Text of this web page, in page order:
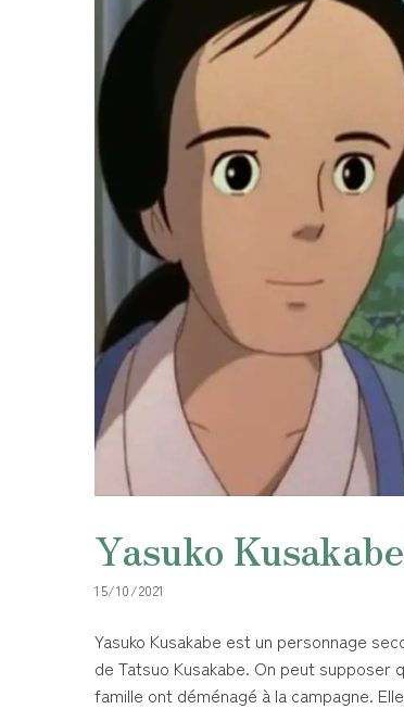
Yasuko
15/10/2021
Yasuko Kusakabe est un personnage
de Tatsuo Kusakabe. On peut supposer
famille ont déménagé à la campagne.